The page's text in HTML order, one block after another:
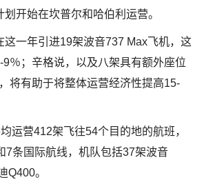
开始在坎普尔和哈伯利运营。
这一年引进19架波音737 Max飞机，这
％；辛格说，以及八架具有额外座位
将有助于将整体运营经济性提高15-
运营412架飞往54个目的地的航班，
7条国际航线，机队包括37架波音
Q400。